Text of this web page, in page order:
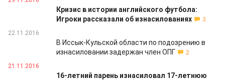
Кризис в истории английского футбола:
Игроки рассказали об изнасилованиях
3
22.11.2016
В Иссык-Кульской области по подозрению в
изнасиловании задержан член ОПГ
2
21.11.2016
16-летний парень изнасиловал 17-летнюю